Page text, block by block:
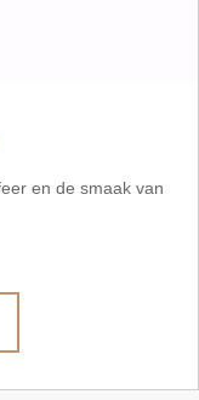
en de smaak van